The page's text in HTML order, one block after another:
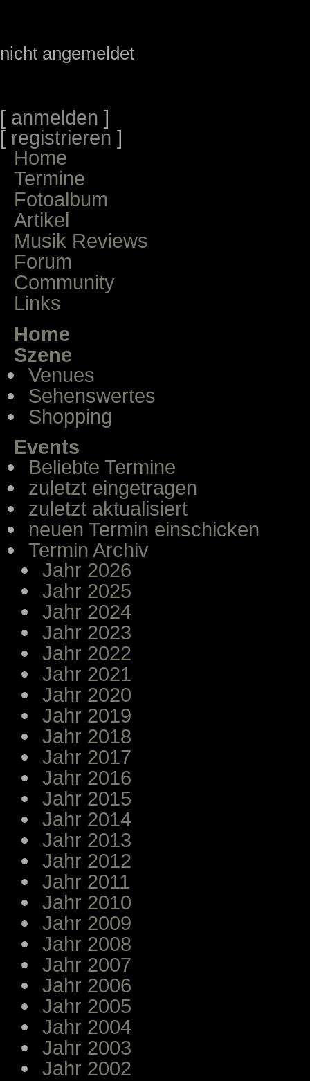
nicht angemeldet
[ anmelden ]
[ registrieren ]
Home
Termine
Fotoalbum
Artikel
Musik Reviews
Forum
Community
Links
Home
Szene
Venues
Sehenswertes
Shopping
Events
Beliebte Termine
zuletzt eingetragen
zuletzt aktualisiert
neuen Termin einschicken
Termin Archiv
Jahr 2026
Jahr 2025
Jahr 2024
Jahr 2023
Jahr 2022
Jahr 2021
Jahr 2020
Jahr 2019
Jahr 2018
Jahr 2017
Jahr 2016
Jahr 2015
Jahr 2014
Jahr 2013
Jahr 2012
Jahr 2011
Jahr 2010
Jahr 2009
Jahr 2008
Jahr 2007
Jahr 2006
Jahr 2005
Jahr 2004
Jahr 2003
Jahr 2002